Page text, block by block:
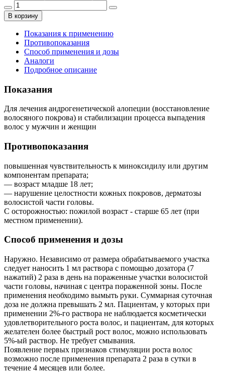
В корзину
Показания к применению
Противопоказания
Способ применения и дозы
Аналоги
Подробное описание
Показания
Для лечения андрогенетической алопеции (восстановление
волосяного покрова) и стабилизации процесса выпадения
волос у мужчин и женщин
Противопоказания
повышенная чувствительность к миноксидилу или другим
компонентам препарата;
— возраст младше 18 лет;
— нарушение целостности кожных покровов, дерматозы
волосистой части головы.
С осторожностью: пожилой возраст - старше 65 лет (при
местном применении).
Способ применения и дозы
Наружно. Независимо от размера обрабатываемого участка
следует наносить 1 мл раствора с помощью дозатора (7
нажатий) 2 раза в день на пораженные участки волосистой
части головы, начиная с центра пораженной зоны. После
применения необходимо вымыть руки. Суммарная суточная
доза не должна превышать 2 мл. Пациентам, у которых при
применении 2%-го раствора не наблюдается косметически
удовлетворительного роста волос, и пациентам, для которых
желателен более быстрый рост волос, можно использовать
5%-ый раствор. Не требует смывания.
Появление первых признаков стимуляции роста волос
возможно после применения препарата 2 раза в сутки в
течение 4 месяцев или более.